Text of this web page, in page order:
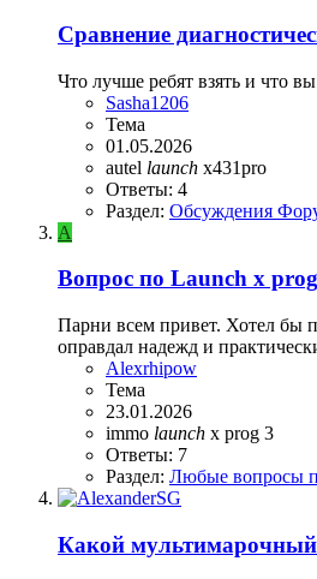
Сравнение
Что лучше ребят взять и что
Sasha1206
Тема
01.05.2026
autel launch x431pro
Ответы: 4
Раздел: Обсуждения
A
Вопрос по Launch x
Парни всем привет. Хотел бы
оправдал надежд и
Alexrhipow
Тема
23.01.2026
immo launch x prog 3
Ответы: 7
Раздел: Любые вопросы
Какой мультимарочный